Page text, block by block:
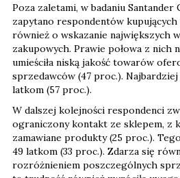
Poza zaletami, w badaniu Santander
zapytano respondentów kupujących
również o wskazanie największych
zakupowych. Prawie połowa z nich
umieściła niską jakość towarów
sprzedawców (47 proc.).
latkom (57 proc.).
W dalszej kolejności respondenci
ograniczony kontakt ze sklepem, z
zamawiane produkty (25 proc.).
49 latkom (33 proc.). Zdarza się
rozróżnieniem poszczególnych